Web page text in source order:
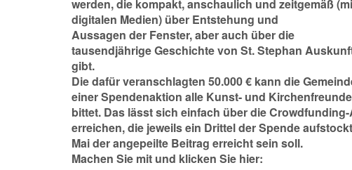
werden, die kompakt, anschaulich und zeitgemäß
digitalen Medien) über Entstehung und
Aussagen der Fenster, aber auch über die
tausendjährige Geschichte von St. Stephan
gibt.
Die dafür veranschlagten 50.000 € kann die
einer Spendenaktion alle Kunst- und
bittet. Das lässt sich einfach über die
erreichen, die jeweils ein Drittel der Spende
Mai der angepeilte Beitrag erreicht sein soll.
Machen Sie mit und klicken Sie hier: